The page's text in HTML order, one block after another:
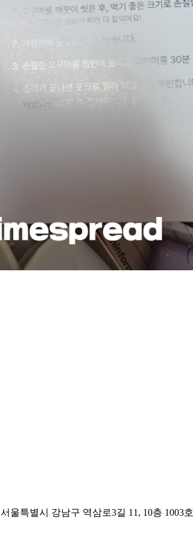
서울특별시 강남구 역삼로3길 11, 10층 1003호